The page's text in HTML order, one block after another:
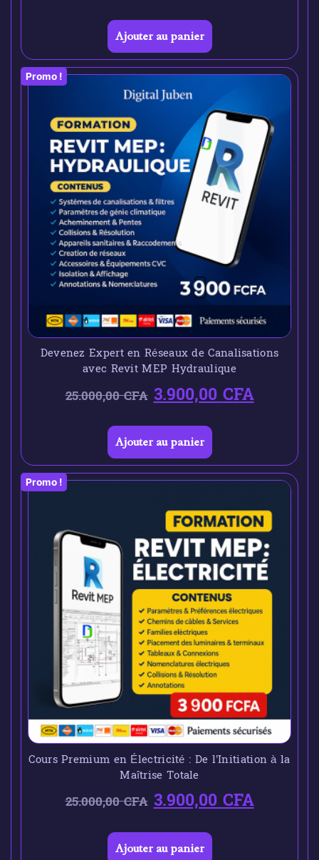
Ajouter au panier
Promo !
Devenez Expert en Réseaux de Canalisations
avec Revit MEP Hydraulique
25.000,00CFA 3.900,00CFA
Ajouter au panier
Promo !
Cours Premium en Électricité : De l’Initiation à la
Maîtrise Totale
25.000,00CFA 3.900,00CFA
Ajouter au panier